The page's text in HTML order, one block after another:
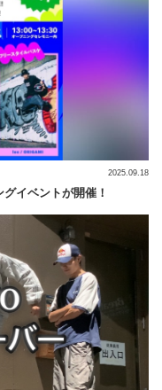
イベントが開催！
2025.09.18